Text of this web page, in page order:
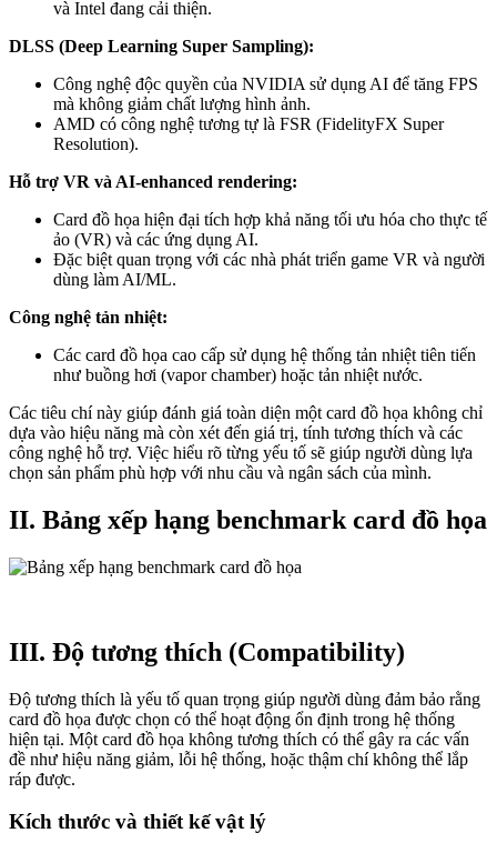
và Intel đang cải thiện.
DLSS (Deep Learning Super Sampling):
Công nghệ độc quyền của NVIDIA sử dụng AI để tăng FPS
mà không giảm chất lượng hình ảnh.
AMD có công nghệ tương tự là FSR (FidelityFX Super
Resolution).
Hỗ trợ VR và AI-enhanced rendering:
Card đồ họa hiện đại tích hợp khả năng tối ưu hóa cho thực tế
ảo (VR) và các ứng dụng AI.
Đặc biệt quan trọng với các nhà phát triển game VR và người
dùng làm AI/ML.
Công nghệ tản nhiệt:
Các card đồ họa cao cấp sử dụng hệ thống tản nhiệt tiên tiến
như buồng hơi (vapor chamber) hoặc tản nhiệt nước.
Các tiêu chí này giúp đánh giá toàn diện một card đồ họa không chỉ
dựa vào hiệu năng mà còn xét đến giá trị, tính tương thích và các
công nghệ hỗ trợ. Việc hiểu rõ từng yếu tố sẽ giúp người dùng lựa
chọn sản phẩm phù hợp với nhu cầu và ngân sách của mình.
II. Bảng xếp hạng benchmark card đồ họa
III. Độ tương thích (Compatibility)
Độ tương thích là yếu tố quan trọng giúp người dùng đảm bảo rằng
card đồ họa được chọn có thể hoạt động ổn định trong hệ thống
hiện tại. Một card đồ họa không tương thích có thể gây ra các vấn
đề như hiệu năng giảm, lỗi hệ thống, hoặc thậm chí không thể lắp
ráp được.
Kích thước và thiết kế vật lý